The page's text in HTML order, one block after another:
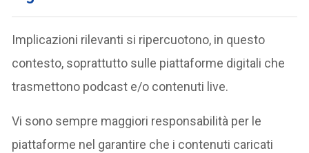
Implicazioni rilevanti si ripercuotono, in questo
contesto, soprattutto sulle piattaforme digitali che
trasmettono podcast e/o contenuti live.
Vi sono sempre maggiori responsabilità per le
piattaforme nel garantire che i contenuti caricati